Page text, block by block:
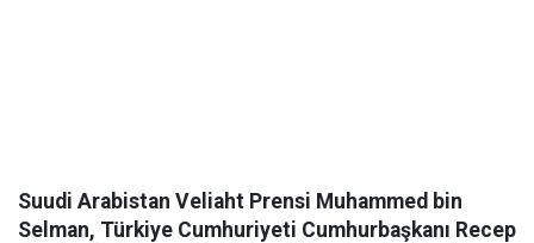
Suudi Arabistan Veliaht Prensi Muhammed bin
Selman, Türkiye Cumhuriyeti Cumhurbaşkanı Recep